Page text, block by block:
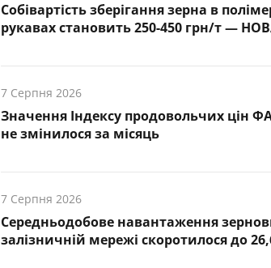
Собівартість зберігання зерна в
рукавах становить 250-450 грн/т —
7 Серпня 2026
Значення Індексу продовольчих цін
не змінилося за місяць
7 Серпня 2026
Середньодобове навантаження
залізничній мережі скоротилося до